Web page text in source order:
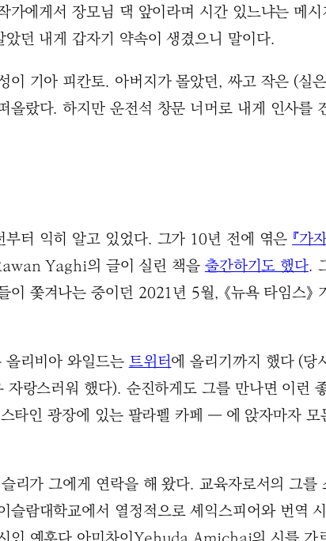
에게서 장모님 댁 앞이라며 시간 있느냐는 메
던 내게 갑자기 약속이 생겼으니 말이다.
기아 피칸토. 아버지가 몰았던, 싸고 작은 (실
랐다. 하지만 운전석 창문 너머로 내게 인사를
부터 익히 알고 있었다. 그가 10년 전에 엮은『가
Yaghi의 글이 실린 책을출간하기도 했다.
이 쫓겨나는 중이던 2021년 5월, 《뉴욕 타임스
올리비아 와일드는트위터에 올리기까지 했다 (당
랑스러워 했다). 순진하게도 그를 만나면 이런
인 광장에 있는 팔라펠 카페 ― 에 앉자마자
리가 그에게 연락을 해 왔다. 교육자로서의 그
람대학교에서 열정적으로 셰익스피어와 번역